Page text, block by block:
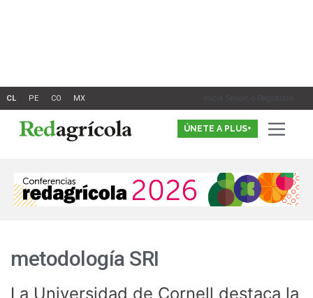
Inicia Sesión o Registrate
ÚNETE A PLUS+
metodología SRI
La Universidad de Cornell destaca la
La